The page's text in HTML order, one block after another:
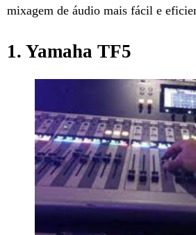
mixagem de áudio mais fácil e
1. Yamaha TF5